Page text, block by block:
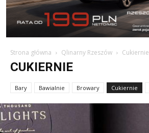
Strona główna Qlinarny Rzeszów Cukiernie
CUKIERNIE
Bary Bawialnie Browary Cukiernie